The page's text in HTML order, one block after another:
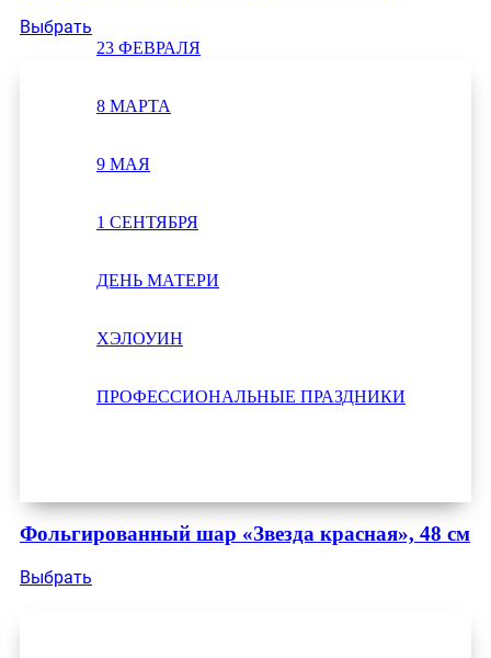
23 ФЕВРАЛЯ
8 МАРТА
9 МАЯ
1 СЕНТЯБРЯ
ДЕНЬ МАТЕРИ
ХЭЛОУИН
ПРОФЕССИОНАЛЬНЫЕ ПРАЗДНИКИ
Выбрать
Фольгированный шар «Звезда красная», 48 см
Выбрать